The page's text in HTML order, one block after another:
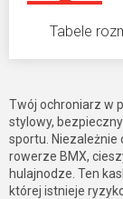
Tabele
Twój ochroniarz w
stylowy,
sportu. Niezależnie
rowerze BMX,
hulajnodze. Ten
której istnieje